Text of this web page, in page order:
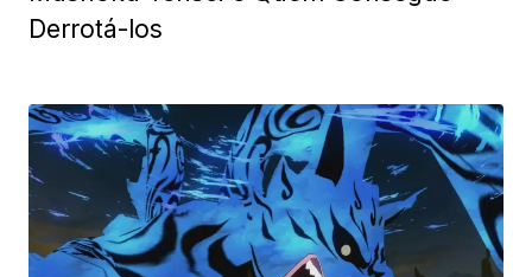
Derrotá-los